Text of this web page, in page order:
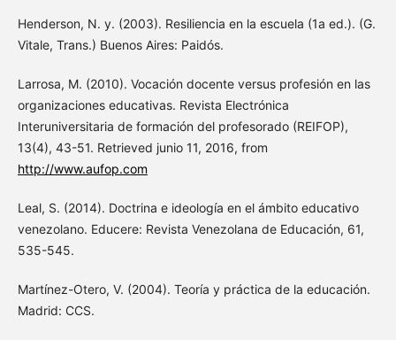
Henderson, N. y. (2003). Resiliencia en la escuela (1a ed.). (G.
Vitale, Trans.) Buenos Aires: Paidós.
Larrosa, M. (2010). Vocación docente versus profesión en las
organizaciones educativas. Revista Electrónica
Interuniversitaria de formación del profesorado (REIFOP),
13(4), 43-51. Retrieved junio 11, 2016, from
http://www.aufop.com
Leal, S. (2014). Doctrina e ideología en el ámbito educativo
venezolano. Educere: Revista Venezolana de Educación, 61,
535-545.
Martínez-Otero, V. (2004). Teoría y práctica de la educación.
Madrid: CCS.